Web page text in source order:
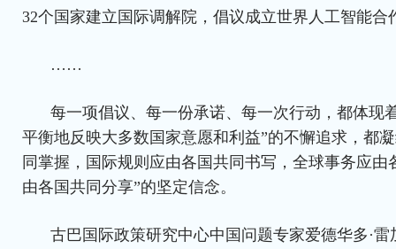
32个国家建立国际调解院，倡议成立世界人工智能合
……
每一项倡议、每一份承诺、每一次行动，都体现
平衡地反映大多数国家意愿和利益”的不懈追求，都
同掌握，国际规则应由各国共同书写，全球事务应
由各国共同分享”的坚定信念。
古巴国际政策研究中心中国问题专家爱德华多·